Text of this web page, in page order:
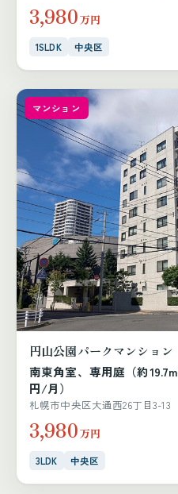
3,980万円
1SLDK 中央区
マンション
円山公園パークマンション
南東角室、専用庭（約
円/月）
札幌市中央区大通西26丁目3-13
3,980万円
3LDK 中央区